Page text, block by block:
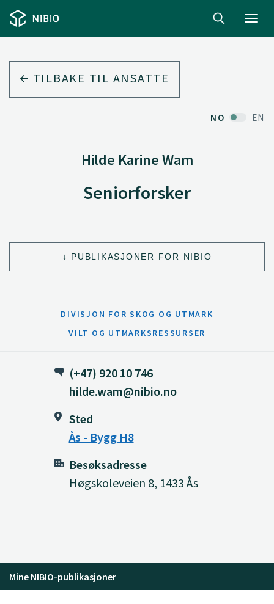
TILBAKE TIL ANSATTE
NO EN
Hilde Karine Wam
Seniorforsker
PUBLIKASJONER FOR NIBIO
DIVISJON FOR SKOG OG UTMARK
VILT OG UTMARKSRESSURSER
(+47) 920 10 746
hilde.wam@nibio.no
Sted
Ås - Bygg H8
Besøksadresse
Høgskoleveien 8, 1433 Ås
Mine NIBIO-publikasjoner